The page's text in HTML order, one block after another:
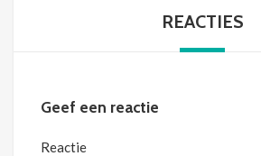
REACTIES
Geef een reactie
Reactie